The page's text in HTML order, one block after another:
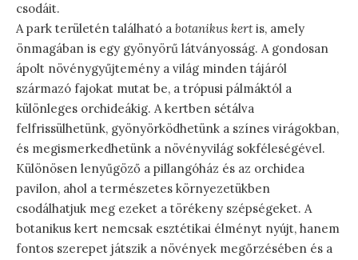
csodáit.
A park területén található a botanikus kertis, amely
önmagában is egy gyönyörű látványosság. A gondosan
ápolt növénygyűjtemény a világ minden tájáról
származó fajokat mutat be, a trópusi pálmáktól a
különleges orchideákig. A kertben sétálva
felfrissülhetünk, gyönyörködhetünk a színes virágokban,
és megismerkedhetünk a növényvilág sokféleségével.
Különösen lenyűgöző a pillangóház és az orchidea
pavilon, ahol a természetes környezetükben
csodálhatjuk meg ezeket a törékeny szépségeket. A
botanikus kert nemcsak esztétikai élményt nyújt, hanem
fontos szerepet játszik a növények megőrzésében és a